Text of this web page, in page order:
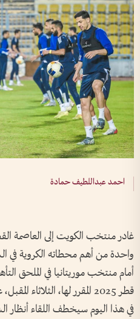
احمد عبداللطيف حمادة
غادر منتخب الكويت إلى العاصمة
واحدة من أهم محطاته الكروية في
قطر 2025 المقرر لها،
في هذا اليوم سيخطف اللقاء أنظار